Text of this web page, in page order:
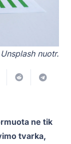
Unsplash nuotr.
ne tik
tvarka,